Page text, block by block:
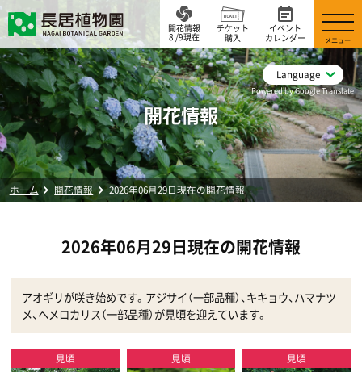
Language
Powered by Google Translate
開花情報
8 /9現在
チケット
購入
イベント
カレンダー
メニュー
開花情報
ホーム 開花情報 2026年06月29日現在の開花情報
2026年06月29日現在の開花情報
アオギリが咲き始めです。アジサイ（一部品種）、キキョウ、ハマナツ
メ、ヘメロカリス（一部品種）が見頃を迎えています。
見頃 見頃 見頃